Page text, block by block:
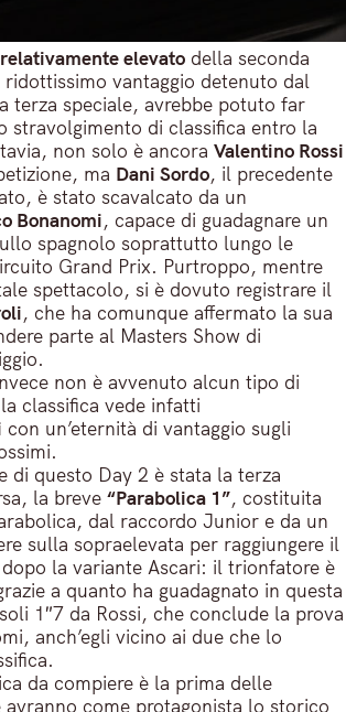
elevato della seconda
vantaggio detenuto dal
terza speciale, avrebbe potuto far
stravolgimento di classifica entro la
non solo è ancora Valentino Rossi
ma Dani Sordo, il precedente
è stato scavalcato da un
Bonanomi, capace di guadagnare un
spagnolo soprattutto lungo le
Grand Prix. Purtroppo, mentre
spettacolo, si è dovuto registrare il
, che ha comunque affermato la sua
parte al Masters Show di
non è avvenuto alcun tipo di
classifica vede infatti
con un’eternità di vantaggio sugli
di questo Day 2 è stata la terza
la breve “Parabolica 1”, costituita
dal raccordo Junior e da un
sulla sopraelevata per raggiungere il
la variante Ascari: il trionfatore è
a quanto ha guadagnato in questa
1″7 da Rossi, che conclude la prova
anch’egli vicino ai due che lo
da compiere è la prima delle
avranno come protagonista lo storico